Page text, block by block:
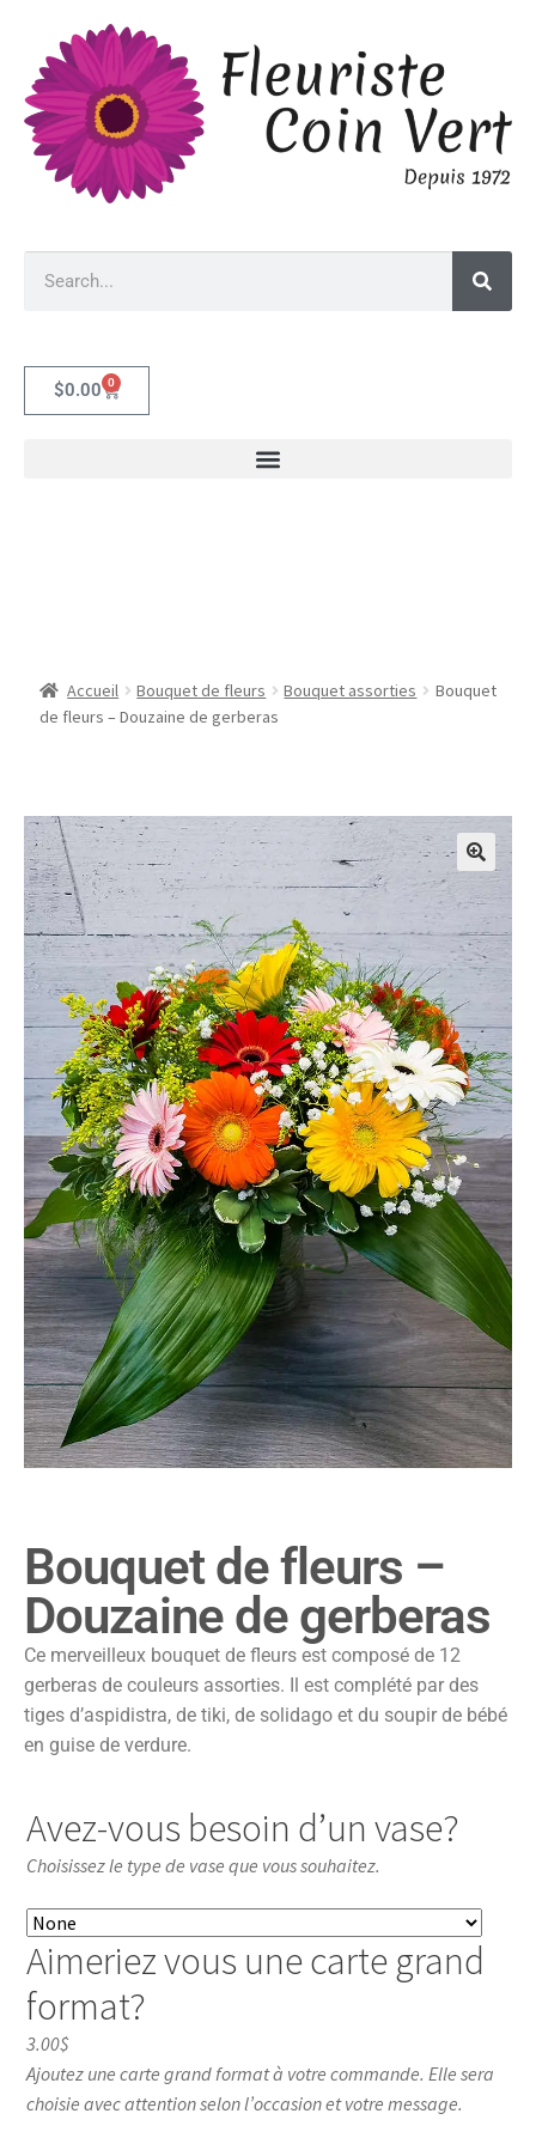
$0.00 0
Accueil Bouquet de fleurs Bouquet assorties
Bouquet
de fleurs – Douzaine de gerberas
🔍
Bouquet de fleurs –
Douzaine de gerberas
Ce merveilleux bouquet de fleurs est composé de 12
gerberas de couleurs assorties. Il est complété par des
tiges d’aspidistra, de tiki, de solidago et du soupir de bébé
en guise de verdure.
Avez-vous besoin d’un vase?
Choisissez le type de vase que vous souhaitez.
Aimeriez vous une carte grand
format?
3.00$
Ajoutez une carte grand format à votre commande. Elle sera
choisie avec attention selon l’occasion et votre message.